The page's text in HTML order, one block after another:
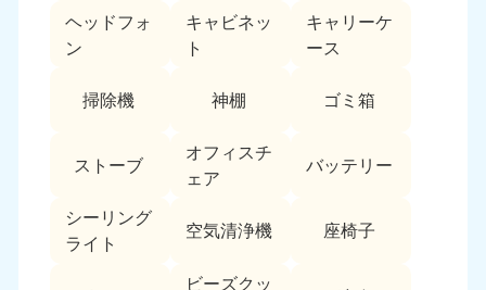
ヘッドフォ
ン
キャビネッ
ト
キャリーケ
ース
掃除機 神棚 ゴミ箱
ストーブ
オフィスチ
ェア
バッテリー
シーリング
ライト
空気清浄機 座椅子
ビーズクッ
福島県
050-1881-5271
東京都
050-1881-5265
9:00〜19:00 年中無休
神奈川県